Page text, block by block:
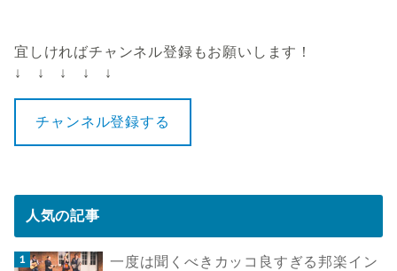
宜しければチャンネル登録もお願いします！
↓ ↓ ↓ ↓ ↓
チャンネル登録する
人気の記事
一度は聞くべきカッコ良すぎる邦楽イン